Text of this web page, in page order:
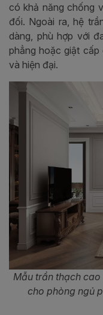
có khả năng chống
đối. Ngoài ra, hệ
dàng, phù hợp với
phẳng hoặc giật cấp
và hiện đại.
Mẫu trần thạch cao
cho phòng ngủ